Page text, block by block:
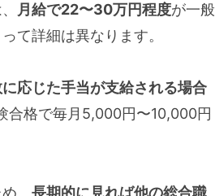
月給で22〜30万円程度が一般
て詳細は異なります。
応じた手当が支給される場合
合格で毎月5,000円〜10,000円
、 長期的に見れば他の総合職